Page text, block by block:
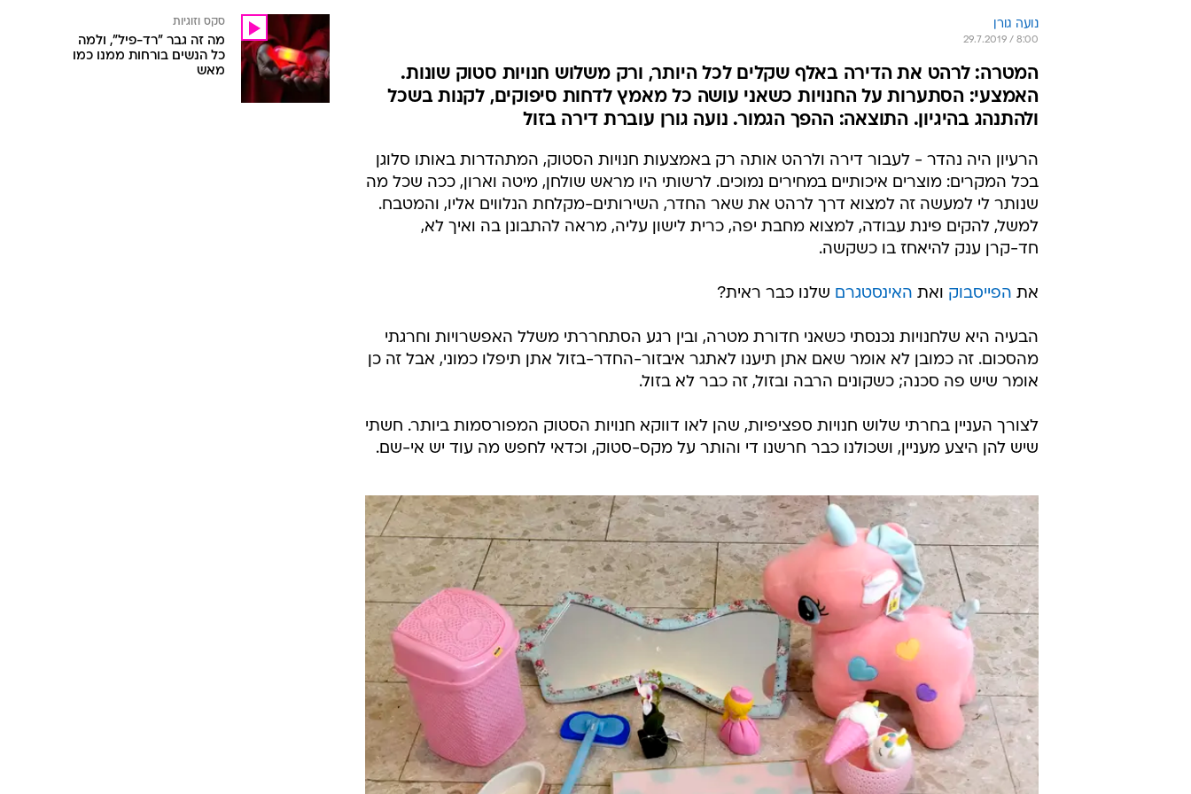
נועה גורן
29.7.2019 / 8:00
המטרה: לרהט את הדירה באלף שקלים לכל היותר, ורק משלוש חנויות סטוק שונות.
האמצעי: הסתערות על החנויות כשאני עושה כל מאמץ לדחות סיפוקים, לקנות בשכל
ולהתנהג בהיגיון. התוצאה: ההפך הגמור. נועה גורן עוברת דירה בזול
הרעיון היה נהדר - לעבור דירה ולרהט אותה רק באמצעות חנויות הסטוק, המתהדרות באותו סלוגן
בכל המקרים: מוצרים איכותיים במחירים נמוכים. לרשותי היו מראש שולחן, מיטה וארון, ככה שכל מה
שנותר לי למעשה זה למצוא דרך לרהט את שאר החדר, השירותים-מקלחת הנלווים אליו, והמטבח.
למשל, להקים פינת עבודה, למצוא מחבת יפה, כרית לישון עליה, מראה להתבונן בה ואיך לא,
חד-קרן ענק להיאחז בו כשקשה.
את הפייסבוק ואת האינסטגרם שלנו כבר ראית?
הבעיה היא שלחנויות נכנסתי כשאני חדורת מטרה, ובין רגע הסתחררתי משלל האפשרויות וחרגתי
מהסכום. זה כמובן לא אומר שאם אתן תיענו לאתגר איבזור-החדר-בזול אתן תיפלו כמוני, אבל זה כן
אומר שיש פה סכנה; כשקונים הרבה ובזול, זה כבר לא בזול.
לצורך העניין בחרתי שלוש חנויות ספציפיות, שהן לאו דווקא חנויות הסטוק המפורסמות ביותר. חשתי
שיש להן היצע מעניין, ושכולנו כבר חרשנו די והותר על מקס-סטוק, וכדאי לחפש מה עוד יש אי-שם.
סקס וזוגיות
מה זה גבר "רד-פיל", ולמה
כל הנשים בורחות ממנו כמו
מאש